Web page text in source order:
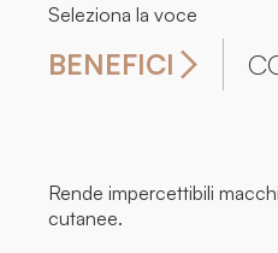
Seleziona la voce
BENEFICI
Rende impercettibili
cutanee.